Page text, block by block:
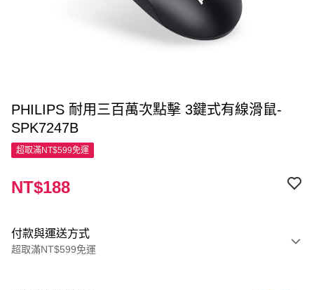
PHILIPS 耐用三百萬次點擊 3鍵式有線滑鼠-
SPK7247B
超取滿NT$599免運
NT$188
付款與運送方式
超取滿NT$599免運